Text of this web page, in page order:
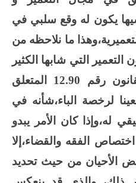
يكون له وقع سلبي في
ما نلاحظه من
التي شابها الكثير
قانون رقم 12.90 المتعلق
لرخصة الباء،شأنه في
له،وإذا كان الأمر يبدو
الفقه والقضاء،إلا
الأحيان من حيث تحديد